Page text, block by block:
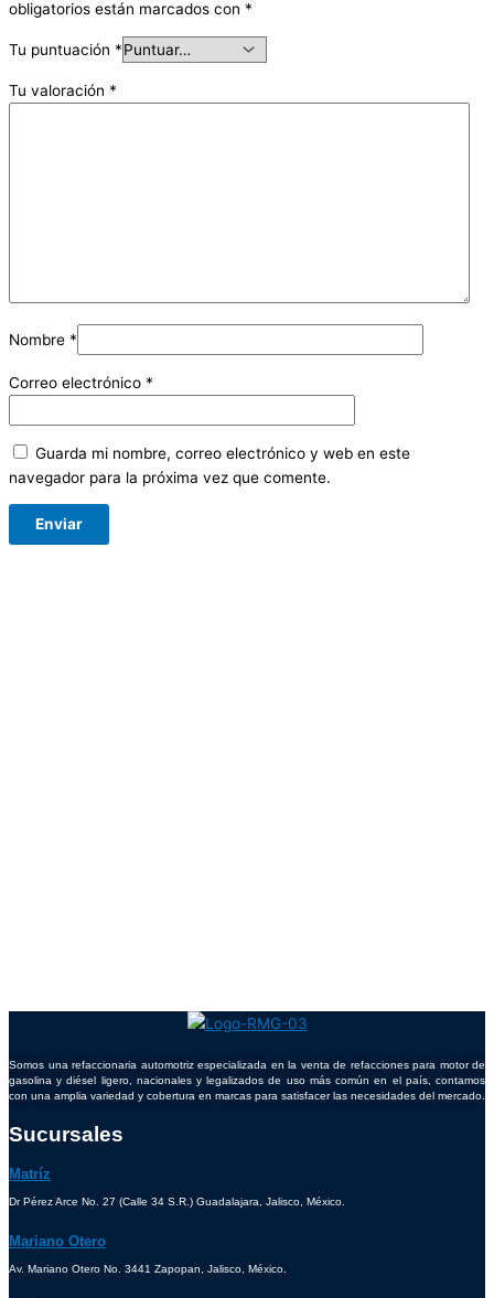
obligatorios están marcados con *
Tu puntuación *
Tu valoración *
Nombre *
Correo electrónico *
Guarda mi nombre, correo electrónico y web en este
navegador para la próxima vez que comente.
Somos una refaccionaria automotriz especializada en la venta de refacciones para motor de
gasolina y diésel ligero, nacionales y legalizados de uso más común en el país, contamos
con una amplia variedad y cobertura en marcas para satisfacer las necesidades del mercado.
Sucursales
Matríz
Dr Pérez Arce No. 27 (Calle 34 S.R.) Guadalajara, Jalisco, México.
Mariano Otero
Av. Mariano Otero No. 3441 Zapopan, Jalisco, México.